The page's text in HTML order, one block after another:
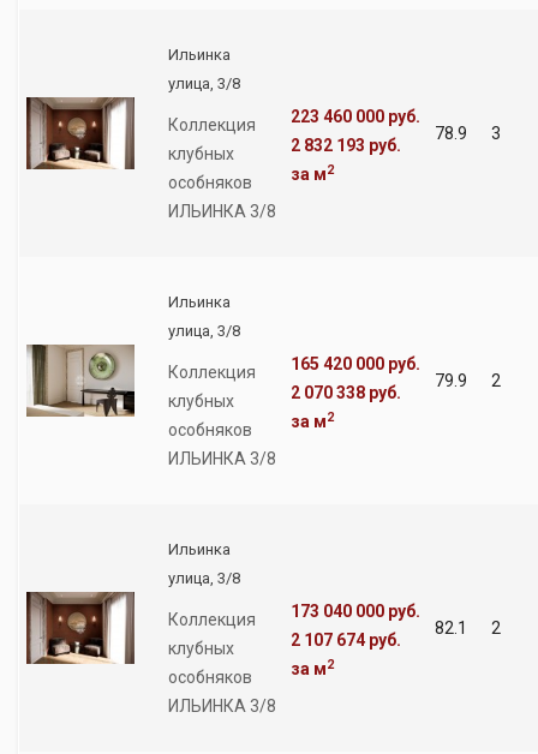
Ильинка
улица, 3/8
Коллекция
клубных
особняков
ИЛЬИНКА 3/8
223 460 000 руб.
2 832 193 руб.
за м2
78.9 3
Ильинка
улица, 3/8
Коллекция
клубных
особняков
ИЛЬИНКА 3/8
165 420 000 руб.
2 070 338 руб.
за м2
79.9 2
Ильинка
улица, 3/8
Коллекция
клубных
особняков
ИЛЬИНКА 3/8
173 040 000 руб.
2 107 674 руб.
за м2
82.1 2